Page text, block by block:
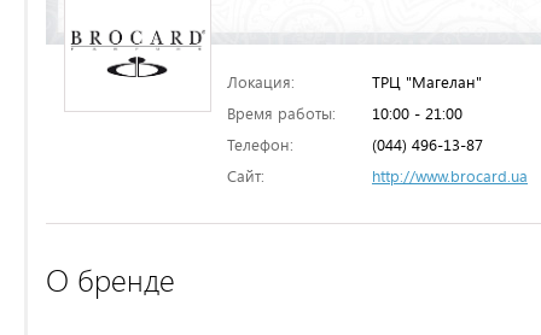
Локация:
ТРЦ "Магелан"
Время работы:
10:00 - 21:00
Телефон:
(044) 496-13-87
Сайт:
http://www.brocard.ua
О бренде